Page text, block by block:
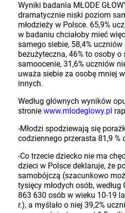
Wyniki badania MŁODE
dramatycznie niski poziom
młodzieży w Polsce. 65,9%
w badaniu chciałoby mieć
samego siebie, 58,4%
bezużyteczna, 46% to osoby o
samoocenie, 31,6% uczniów
uważa siebie za osobę mniej
innych.
Według głównych wyników
stroniewww.mlodeglowy.pl
-Młodzi spodziewają się
codziennego przerasta 81,9 %
-Co trzecie dziecko nie ma
dzieci w Polsce deklaruje, że
samobójczą (szacunkowo
tysięcy młodych osób, według
863 630 osób w wieku 10-19
r.), a myślało o niej 39,2%